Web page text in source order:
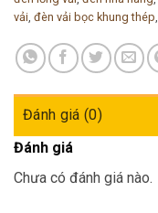
vải đèn vải bọc khung thép
Đánh giá (0)
Đánh giá
Chưa có đánh giá nào.